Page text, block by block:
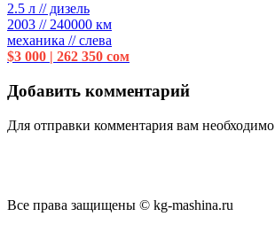
2.5 л // дизель
2003 // 240000 км
механика // слева
$3 000 | 262 350 сом
Добавить комментарий
Для отправки комментария вам необходимо
Все права защищены © kg-mashina.ru